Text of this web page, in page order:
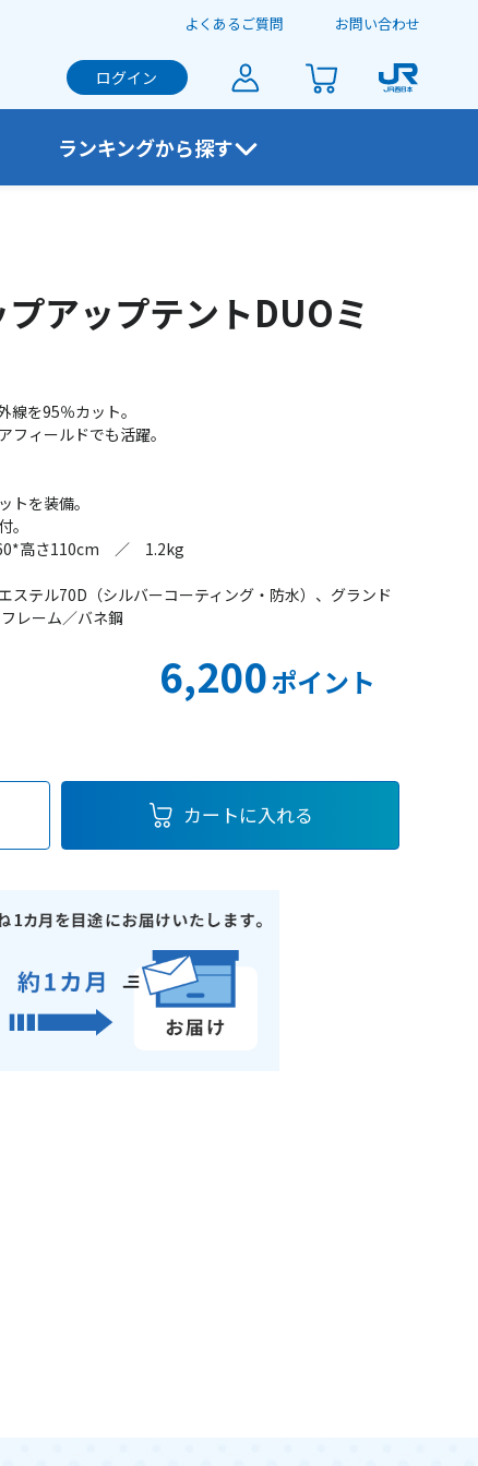
よくあるご質問 お問い合わせ
ログイン
ランキングから探す
を95％カット。
フィールドでも活躍。
トを装備。
。
高さ110cm ／ 1.2kg
ステル70D（シルバーコーティング・防水）、グランド
レーム／バネ鋼
アップテントDUOミ
6,200ポイント
カートに入れる